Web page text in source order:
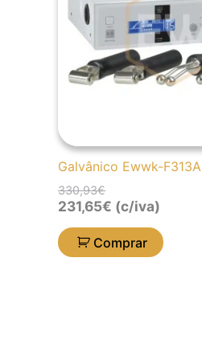
Galvânico Ewwk-F313A
330,93€
231,65€ (c/iva)
Comprar